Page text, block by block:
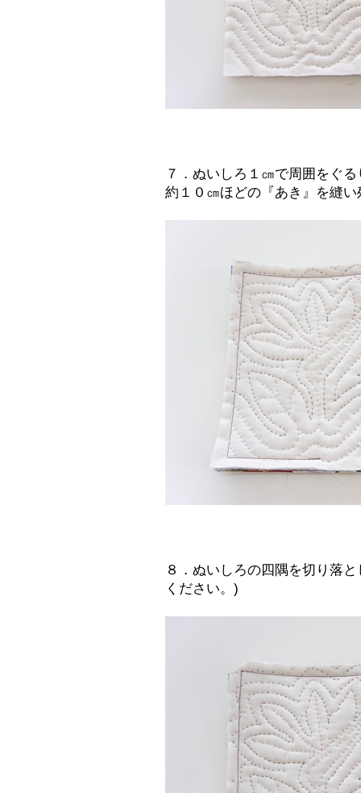
７．ぬいしろ１㎝で周囲をぐ
約１０㎝ほどの『あき』を縫い
８．ぬいしろの四隅を切り落
ください。)